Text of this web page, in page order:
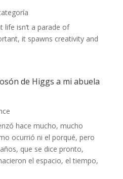
life isn’t a parade of
it spawns creativity and
de Higgs a mi abuela
hace mucho, mucho
ocurrió ni el porqué, pero
que se dice pronto,
el espacio, el tiempo,